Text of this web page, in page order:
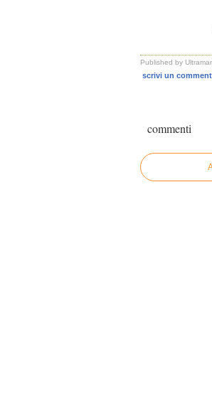
Published by
scrivi un
commenti